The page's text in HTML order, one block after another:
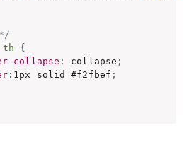
{
collapse : collapse ;
: 1px solid #f2fbef ;